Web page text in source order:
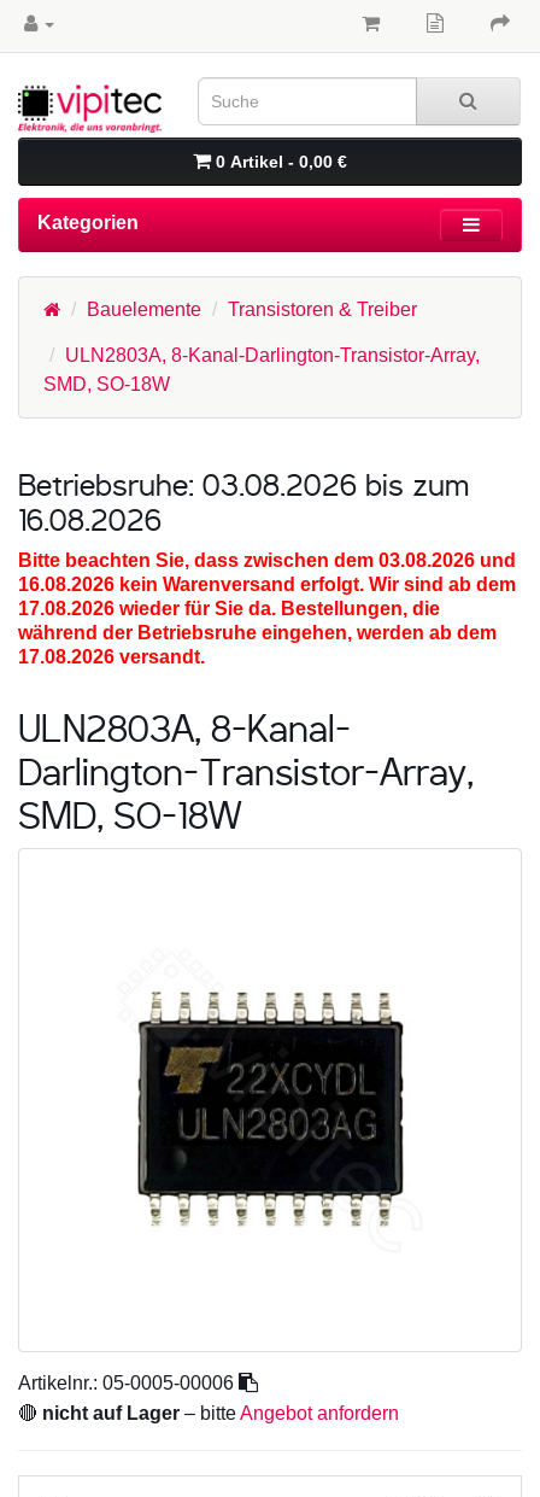
0 Artikel - 0,00 €
Kategorien
Bauelemente Transistoren & Treiber
ULN2803A, 8-Kanal-Darlington-Transistor-Array,
SMD, SO-18W
Betriebsruhe: 03.08.2026 bis zum
16.08.2026
Bitte beachten Sie, dass zwischen dem 03.08.2026 und
16.08.2026 kein Warenversand erfolgt. Wir sind ab dem
17.08.2026 wieder für Sie da. Bestellungen, die
während der Betriebsruhe eingehen, werden ab dem
17.08.2026 versandt.
ULN2803A, 8-Kanal-
Darlington-Transistor-Array,
SMD, SO-18W
Artikelnr.: 05-0005-00006
🔴 nicht auf Lager – bitteAngebot anfordern